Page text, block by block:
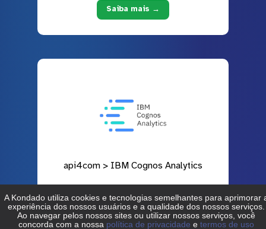
Saiba mais →
api4com > IBM Cognos Analytics
Saiba mais →